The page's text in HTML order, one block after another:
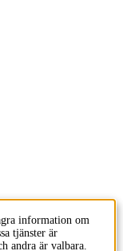
information om
tjänster är
andra är valbara.